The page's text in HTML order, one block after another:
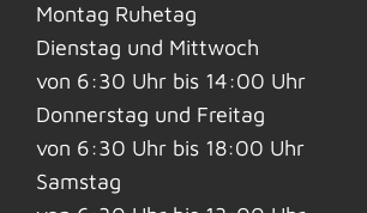
Montag Ruhetag
Dienstag und Mittwoch
von 6:30 Uhr bis 14:00 Uhr
Donnerstag und Freitag
von 6:30 Uhr bis 18:00 Uhr
Samstag